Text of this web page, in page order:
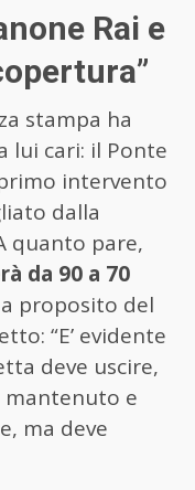
Rai e
stampa ha
lui cari: il Ponte
intervento
dalla
quanto pare,
da 90 a 70
proposito del
“E’ evidente
deve uscire,
mantenuto e
ma deve